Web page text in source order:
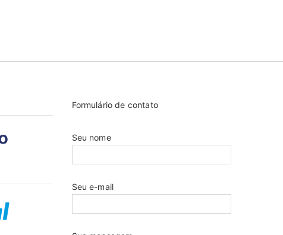
Formulário de contato
Seu nome
Seu e-mail